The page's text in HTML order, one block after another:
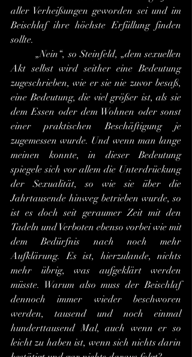
aller Verheißungen geworden sei und im
Beischlaf ihre höchste Erfüllung finden
sollte.
        „Nein“, so Steinfeld, „dem sexuellen
Akt selbst wird seither eine Bedeutung
zugeschrieben, wie er sie nie zuvor besaß,
eine Bedeutung, die viel größer ist, als sie
dem Essen oder dem Wohnen oder sonst
einer praktischen Beschäftigung je
zugemessen wurde. Und wenn man lange
meinen konnte, in dieser Bedeutung
spiegele sich vor allem die Unterdrückung
der Sexualität, so wie sie über die
Jahrtausende hinweg betrieben wurde, so
ist es doch seit geraumer Zeit mit den
Tadeln und Verboten ebenso vorbei wie mit
dem Bedürfnis nach noch mehr
Aufklärung. Es ist, hierzulande, nichts
mehr übrig, was aufgeklärt werden
müsste. Warum also muss der Beischlaf
dennoch immer wieder beschworen
werden, tausend und noch einmal
hunderttausend Mal, auch wenn er so
leicht zu haben ist, wenn sich nichts darin